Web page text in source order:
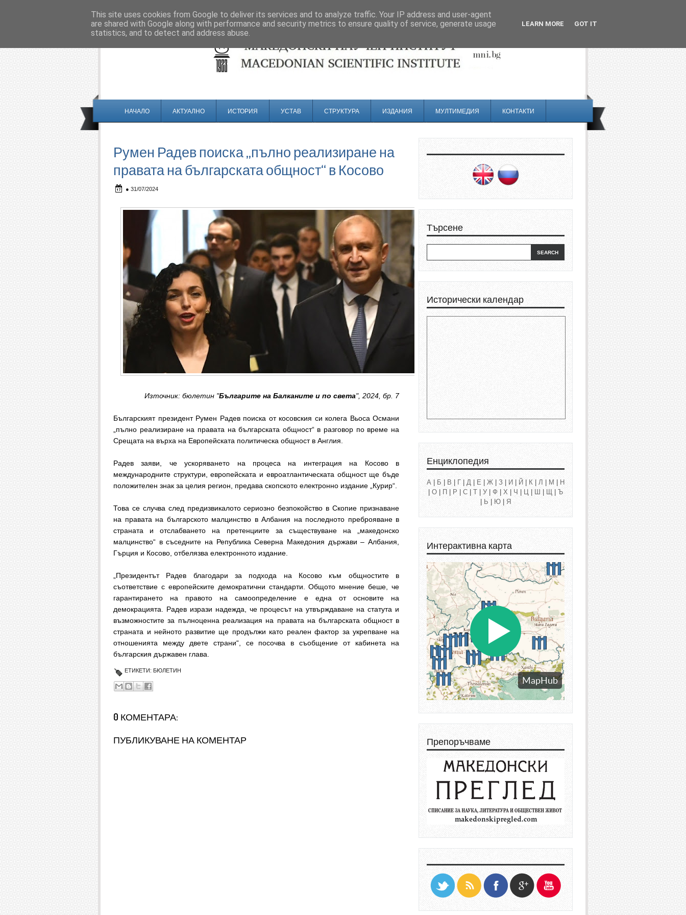
НАЧАЛО АКТУАЛНО ИСТОРИЯ УСТАВ СТРУКТУРА ИЗДАНИЯ МУЛТИМЕДИЯ КОНТАКТИ
Румен Радев поиска „пълно реализиране на
правата на българската общност“ в Косово
● 31/07/2024
Източник: бюлетин "Българите на Балканите и по света", 2024, бр. 7
Българският президент Румен Радев поиска от косовския си колега Вьоса Османи
„пълно реализиране на правата на българската общност“ в разговор по време на
Срещата на върха на Европейската политическа общност в Англия.
Радев заяви, че ускоряването на процеса на интеграция на Косово в
международните структури, европейската и евроатлантическата общност ще бъде
положителен знак за целия регион, предава скопското електронно издание „Курир“.
Това се случва след предизвикалото сериозно безпокойство в Скопие признаване
на правата на българското малцинство в Албания на последното преброяване в
страната и отслабването на претенциите за съществуване на „македонско
малцинство“ в съседните на Република Северна Македония държави – Албания,
Гърция и Косово, отбелязва електронното издание.
„Президентът Радев благодари за подхода на Косово към общностите в
съответствие с европейските демократични стандарти. Общото мнение беше, че
гарантирането на правото на самоопределение е една от основите на
демокрацията. Радев изрази надежда, че процесът на утвърждаване на статута и
възможностите за пълноценна реализация на правата на българската общност в
страната и нейното развитие ще продължи като реален фактор за укрепване на
отношенията между двете страни“, се посочва в съобщение от кабинета на
българския държавен глава.
ЕТИКЕТИ: БЮЛЕТИН
0 КОМЕНТАРА:
ПУБЛИКУВАНЕ НА КОМЕНТАР
Търсене
Исторически календар
Енциклопедия
А Б В Г Д Е Ж З И Й К Л М
Н
О П Р С Т У Ф Х Ч Ц Ш Щ
Ъ
Ь Ю Я
Интерактивна карта
Препоръчваме
This site uses cookies from Google to deliver its services and to analyze traffic. Your IP address and user-agent
are shared with Google along with performance and security metrics to ensure quality of service, generate usage
statistics, and to detect and address abuse.
LEARN MORE GOT IT